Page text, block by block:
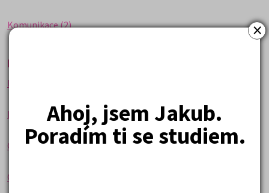
×
Ahoj, jsem Jakub.
Poradím ti se studiem.
Komunikace (2)
Přírodní vědy
Biologie (5)
Ekologie (9)
Geografie (9)
Geologie (2)